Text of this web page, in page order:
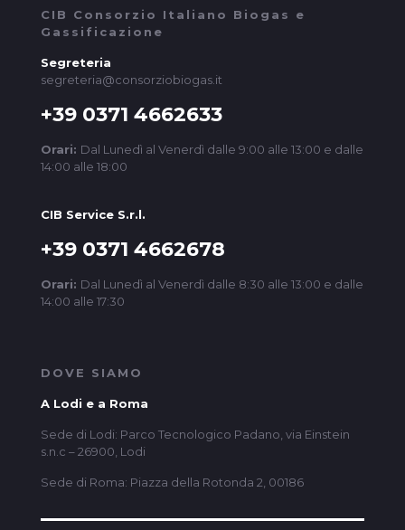
CIB Consorzio Italiano Biogas e
Gassificazione
Segreteria
segreteria@consorziobiogas.it
+39 0371 4662633
Orari: Dal Lunedì al Venerdì dalle 9:00 alle 13:00 e dalle
14:00 alle 18:00
CIB Service S.r.l.
+39 0371 4662678
Orari: Dal Lunedì al Venerdì dalle 8:30 alle 13:00 e dalle
14:00 alle 17:30
DOVE SIAMO
A Lodi e a Roma
Sede di Lodi: Parco Tecnologico Padano, via Einstein
s.n.c – 26900, Lodi
Sede di Roma: Piazza della Rotonda 2, 00186